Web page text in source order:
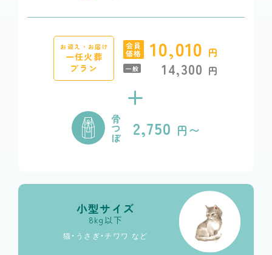
お迎え・お届け
一任火葬
プラン
会員
価格 10,010 円
一般 14,300 円
+
骨
つ
ぼ 2,750 円〜
小型サイズ
8kg以下
猫・うさぎ・チワワ など